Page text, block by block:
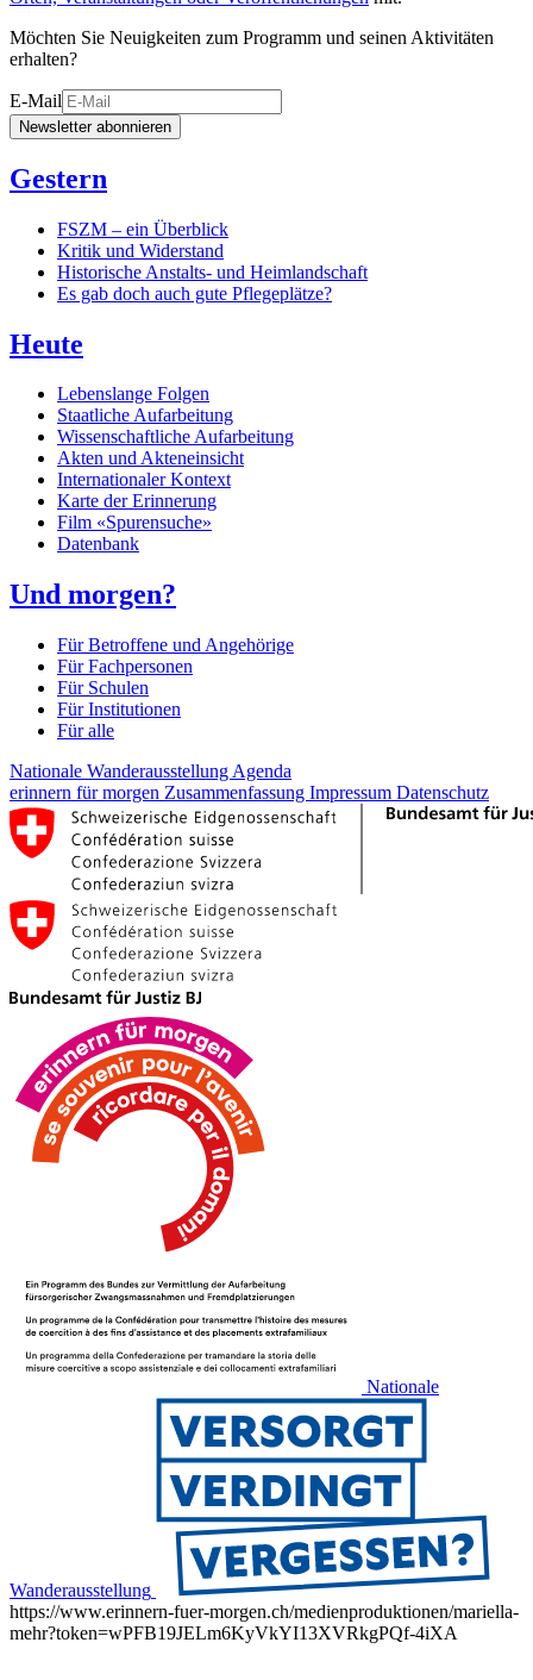
Möchten Sie Neuigkeiten zum Programm und seinen Aktivitäten
erhalten?
E-Mail
Newsletter abonnieren
Gestern
FSZM – ein Überblick
Kritik und Widerstand
Historische Anstalts- und Heimlandschaft
Es gab doch auch gute Pflegeplätze?
Heute
Lebenslange Folgen
Staatliche Aufarbeitung
Wissenschaftliche Aufarbeitung
Akten und Akteneinsicht
Internationaler Kontext
Karte der Erinnerung
Film «Spurensuche»
Datenbank
Und morgen?
Für Betroffene und Angehörige
Für Fachpersonen
Für Schulen
Für Institutionen
Für alle
Nationale Wanderausstellung Agenda
erinnern für morgen Zusammenfassung Impressum Datenschutz
Nationale
Wanderausstellung
https://www.erinnern-fuer-morgen.ch/medienproduktionen/mariella-
mehr?token=wPFB19JELm6KyVkYI13XVRkgPQf-4iXA